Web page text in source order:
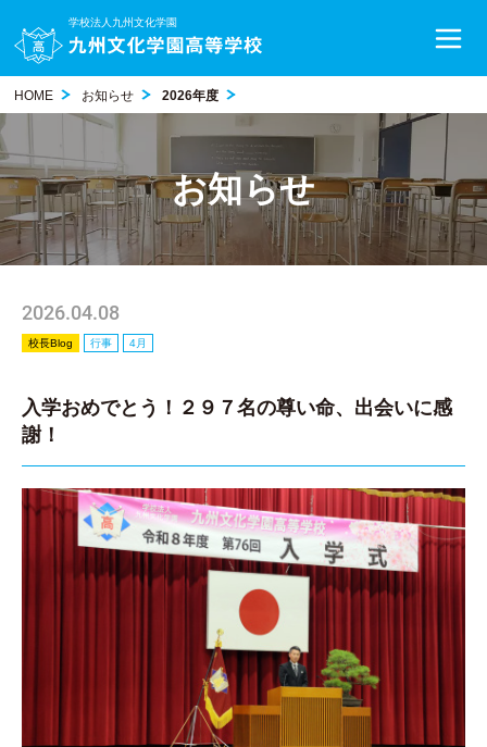
学校法人九州文化学園
HOME お知らせ 2026年度
お知らせ
2026.04.08
校長Blog 行事 4月
入学おめでとう！２９７名の尊い命、出会いに感
謝！